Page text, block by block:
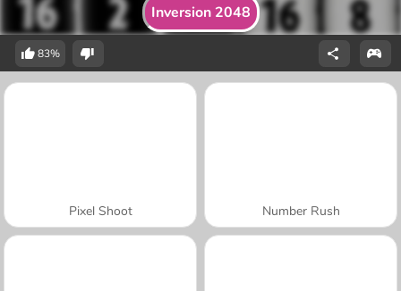
Inversion 2048
83%
Pixel Shoot Number Rush